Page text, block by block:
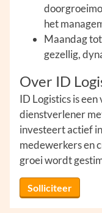
het
Maandag
gezellig,
Over ID
ID Logistics is
dienstverlener
investeert actief
medewerkers en
groei wordt
Solliciteer